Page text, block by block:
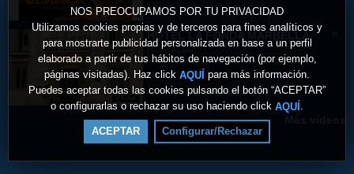
NOS PREOCUPAMOS POR TU PRIVACIDAD
Utilizamos cookies propias y de terceros para fines analíticos y
para mostrarte publicidad personalizada en base a un perfil
elaborado a partir de tus hábitos de navegación (por ejemplo,
páginas visitadas). Haz click AQUÍ para más información.
Puedes aceptar todas las cookies pulsando el botón “ACEPTAR”
o configurarlas o rechazar su uso haciendo click AQUÍ .
ACEPTAR Configurar/Rechazar
02:22
HOTEL LA FONDA MARBELLA
Hace un año